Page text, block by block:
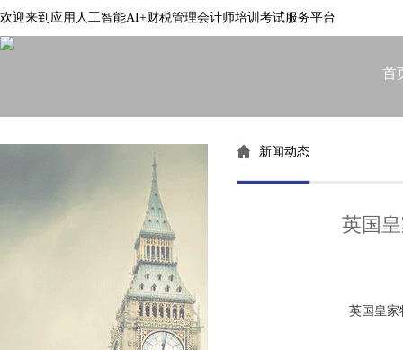
欢迎来到应用人工智能AI+财税管理会计师培训考试服务平台
首
新闻动态
英国
英国皇家